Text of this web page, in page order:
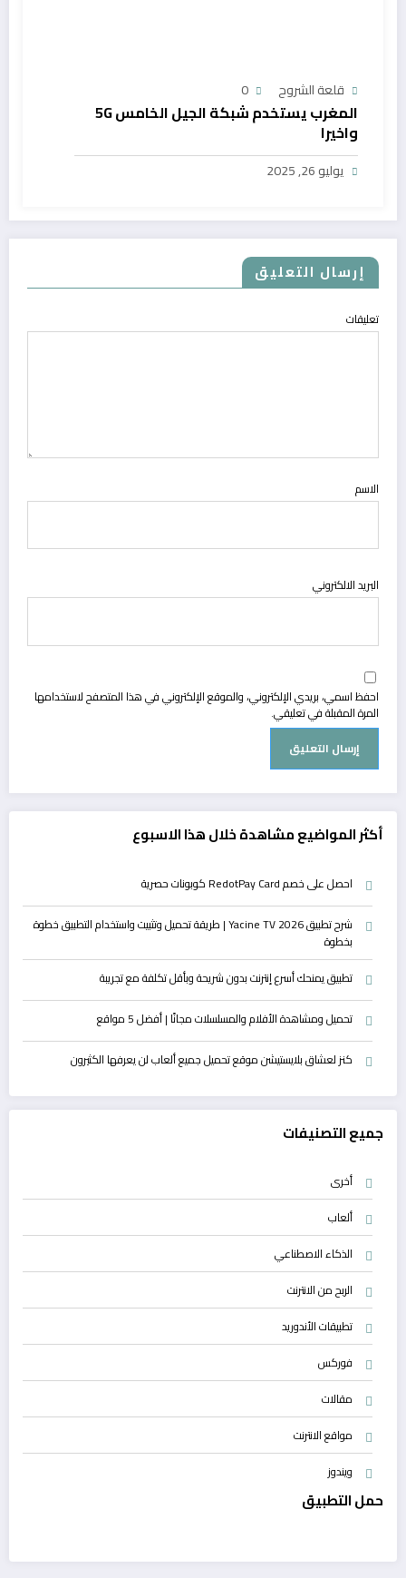
قلعة الشروح 0
المغرب يستخدم شبكة الجيل الخامس 5G
واخيرا
يوليو 26, 2025
إرسال التعليق
تعليقات
الاسم
البريد الالكتروني
احفظ اسمي، بريدي الإلكتروني، والموقع الإلكتروني في هذا المتصفح لاستخدامها
المرة المقبلة في تعليقي.
أكثر المواضيع مشاهدة خلال هذا الاسبوع
احصل على خصم RedotPay Card كوبونات حصرية
شرح تطبيق Yacine TV 2026 | طريقة تحميل وتثبيت واستخدام التطبيق خطوة
بخطوة
تطبيق يمنحك أسرع إنترنت بدون شريحة وبأقل تكلفة مع تجريبة
تحميل ومشاهدة الأفلام والمسلسلات مجانًا | أفضل 5 مواقع
كنز لعشاق بلايستيشن موقع تحميل جميع ألعاب لن يعرفها الكثيرون
جميع التصنيفات
أخرى
ألعاب
الذكاء الاصطناعي
الربح من الانترنت
تطبيقات الأندوريد
فوركس
مقالات
مواقع الانترنت
ويندوز
حمل التطبيق